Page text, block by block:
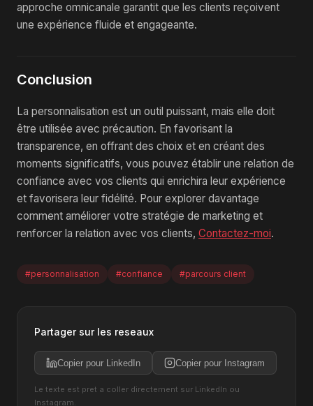
approche omnicanale garantit que les clients reçoivent
une expérience fluide et engageante.
Conclusion
La personnalisation est un outil puissant, mais elle doit
être utilisée avec précaution. En favorisant la
transparence, en offrant des choix et en créant des
moments significatifs, vous pouvez établir une relation de
confiance avec vos clients qui enrichira leur expérience
et favorisera leur fidélité. Pour explorer davantage
comment améliorer votre stratégie de marketing et
renforcer la relation avec vos clients, Contactez-moi.
#personnalisation #confiance #parcours client
Partager sur les reseaux
Copier pour LinkedIn Copier pour Instagram
Le texte est pret a coller directement sur LinkedIn ou
Instagram.